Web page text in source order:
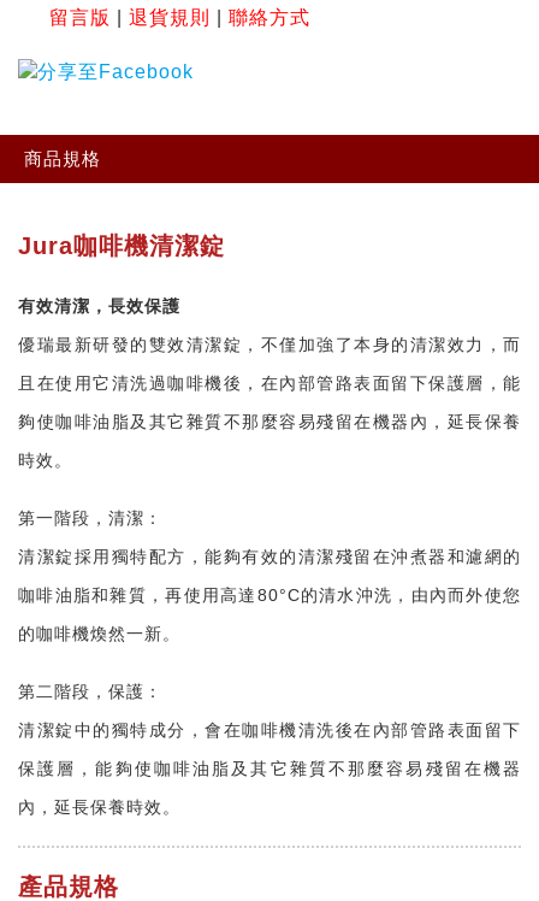
留言版 退貨規則 聯絡方式
商品規格
Jura咖啡機清潔錠
有效清潔，長效保護
優瑞最新研發的雙效清潔錠，不僅加強了本身的清潔效力，而
且在使用它清洗過咖啡機後，在內部管路表面留下保護層，能
夠使咖啡油脂及其它雜質不那麼容易殘留在機器內，延長保養
時效。
第一階段，清潔：
清潔錠採用獨特配方，能夠有效的清潔殘留在沖煮器和濾網的
咖啡油脂和雜質，再使用高達80°C的清水沖洗，由內而外使您
的咖啡機煥然一新。
第二階段，保護：
清潔錠中的獨特成分，會在咖啡機清洗後在內部管路表面留下
保護層，能夠使咖啡油脂及其它雜質不那麼容易殘留在機器
內，延長保養時效。
產品規格